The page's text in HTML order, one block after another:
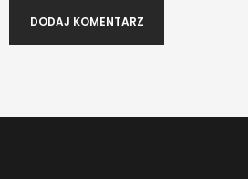
DODAJ KOMENTARZ